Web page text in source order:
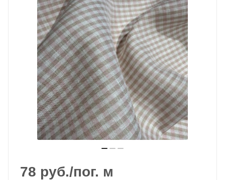
78 руб./пог. м